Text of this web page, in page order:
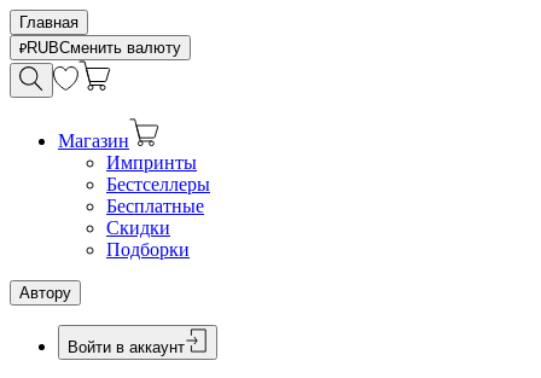
Главная
RUBСменить валюту
Магазин
Импринты
Бестселлеры
Бесплатные
Скидки
Подборки
Автору
Войти в аккаунт